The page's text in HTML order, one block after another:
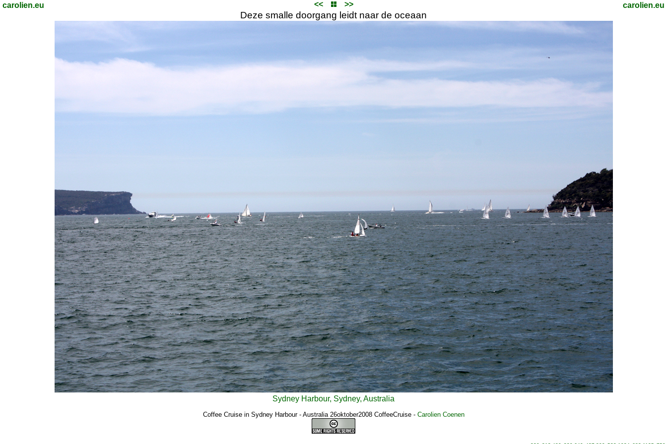
carolien.eu << >> carolien.eu
Deze smalle doorgang leidt naar de oceaan
Sydney Harbour, Sydney, Australia
Coffee Cruise in Sydney Harbour - Australia 26oktober2008 CoffeeCruise- Carolien Coenen